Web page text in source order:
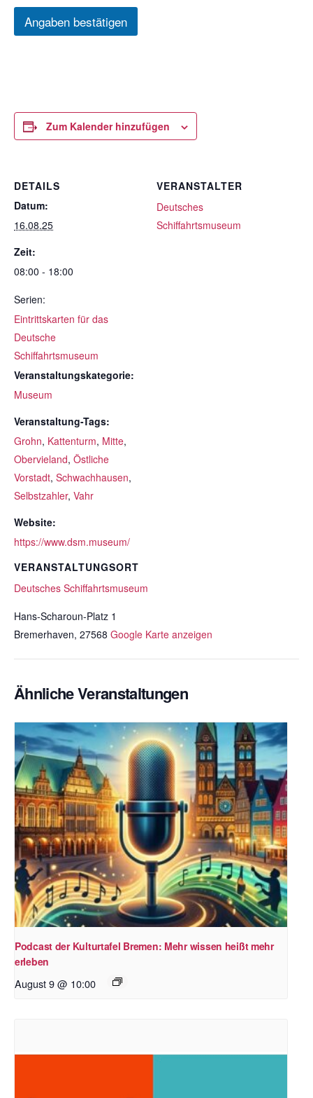
Angaben bestätigen
Zum Kalender hinzufügen
DETAILS
Datum:
16.08.25
Zeit:
08:00 - 18:00
Serien:
Eintrittskarten für das
Deutsche
Schiffahrtsmuseum
Veranstaltungskategorie:
Museum
Veranstaltung-Tags:
Grohn, Kattenturm, Mitte,
Obervieland, Östliche
Vorstadt, Schwachhausen,
Selbstzahler, Vahr
Website:
https://www.dsm.museum/
VERANSTALTUNGSORT
Deutsches Schiffahrtsmuseum
Hans-Scharoun-Platz 1
Bremerhaven, 27568 Google Karte anzeigen
VERANSTALTER
Deutsches
Schiffahrtsmuseum
Ähnliche Veranstaltungen
Podcast der Kulturtafel Bremen: Mehr wissen heißt mehr
erleben
August 9 @ 10:00